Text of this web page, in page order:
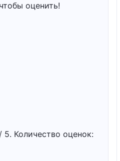
оценить!
/ 5. Количество оценок: